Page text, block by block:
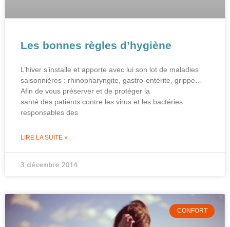
Les bonnes règles d’hygiène
L’hiver s’installe et apporte avec lui son lot de maladies
saisonnières : rhinopharyngite, gastro-entérite, grippe…
Afin de vous préserver et de protéger la
santé des patients contre les virus et les bactéries
responsables des
LIRE LA SUITE »
3 décembre 2014
CONFORT